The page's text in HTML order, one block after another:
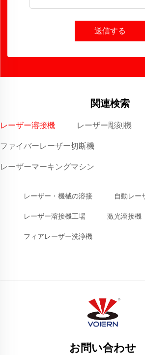
送信する
関連検索
レーザー溶接機 レーザー彫刻機
ファイバーレーザー切断機
レーザーマーキングマシン
レーザー・機械の溶接 自動レー
レーザー溶接機工場 激光溶接機
フィアレーザー洗浄機
お問い合わせ